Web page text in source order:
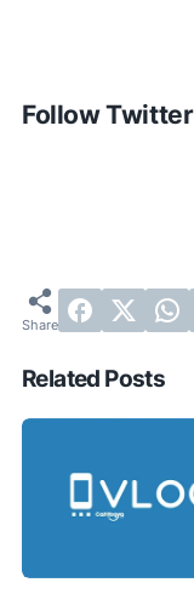
Follow Twitter
Related Posts